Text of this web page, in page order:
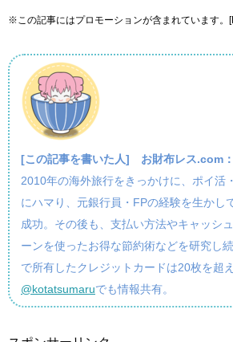
※この記事にはプロモーションが含まれています。
[この記事を書いた人] お財布レス.com
2010年の海外旅行をきっかけに、ポイ活
にハマり、元銀行員・FPの経験を生かし
成功。その後も、支払い方法やキャッシ
ーンを使ったお得な節約術などを研究し
で所有したクレジットカードは20枚を超
@kotatsumaruでも情報共有。